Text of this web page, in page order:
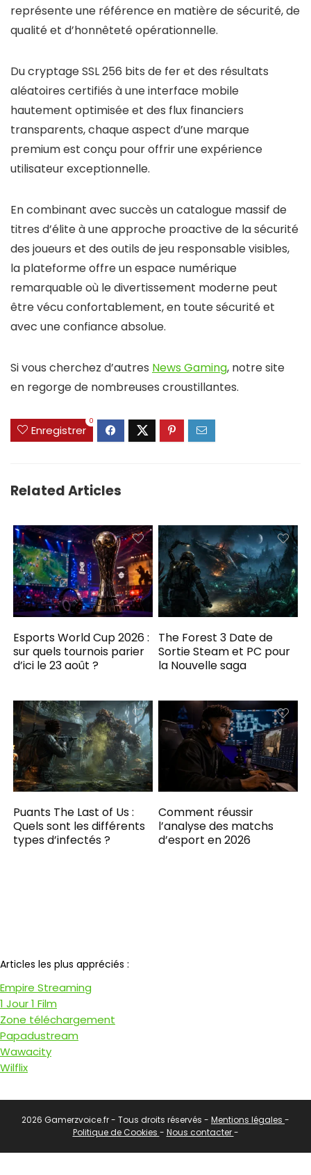
représente une référence en matière de sécurité, de
qualité et d’honnêteté opérationnelle.
Du cryptage SSL 256 bits de fer et des résultats
aléatoires certifiés à une interface mobile
hautement optimisée et des flux financiers
transparents, chaque aspect d’une marque
premium est conçu pour offrir une expérience
utilisateur exceptionnelle.
En combinant avec succès un catalogue massif de
titres d’élite à une approche proactive de la sécurité
des joueurs et des outils de jeu responsable visibles,
la plateforme offre un espace numérique
remarquable où le divertissement moderne peut
être vécu confortablement, en toute sécurité et
avec une confiance absolue.
Si vous cherchez d’autres News Gaming, notre site
en regorge de nombreuses croustillantes.
Enregistrer
0
Related Articles
Esports World Cup 2026 :
sur quels tournois parier
d’ici le 23 août ?
The Forest 3 Date de
Sortie Steam et PC pour
la Nouvelle saga
Puants The Last of Us :
Quels sont les différents
types d’infectés ?
Comment réussir
l’analyse des matchs
d’esport en 2026
Articles les plus appréciés :
Empire Streaming
1 Jour 1 Film
Zone téléchargement
Papadustream
Wawacity
Wilflix
2026 Gamerzvoice.fr - Tous droits réservés - Mentions légales -
Politique de Cookies - Nous contacter-